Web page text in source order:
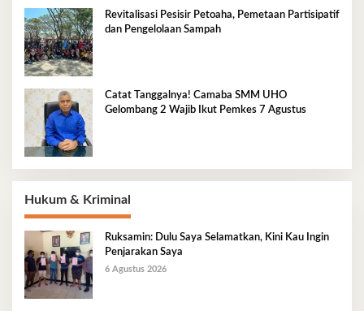
Revitalisasi Pesisir Petoaha, Pemetaan Partisipatif
dan Pengelolaan Sampah
Catat Tanggalnya! Camaba SMM UHO
Gelombang 2 Wajib Ikut Pemkes 7 Agustus
Hukum & Kriminal
Ruksamin: Dulu Saya Selamatkan, Kini Kau Ingin
Penjarakan Saya
6 Agustus 2026